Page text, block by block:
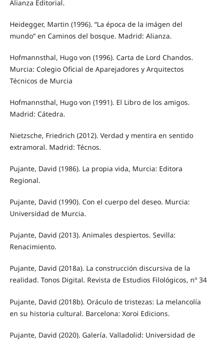
Alianza Editorial.
Heidegger, Martin (1996). “La época de la imágen del
mundo” en Caminos del bosque. Madrid: Alianza.
Hofmannsthal, Hugo von (1996). Carta de Lord Chandos.
Murcia: Colegio Oficial de Aparejadores y Arquitectos
Técnicos de Murcia
Hofmannsthal, Hugo von (1991). El Libro de los amigos.
Madrid: Cátedra.
Nietzsche, Friedrich (2012). Verdad y mentira en sentido
extramoral. Madrid: Técnos.
Pujante, David (1986). La propia vida, Murcia: Editora
Regional.
Pujante, David (1990). Con el cuerpo del deseo. Murcia:
Universidad de Murcia.
Pujante, David (2013). Animales despiertos. Sevilla:
Renacimiento.
Pujante, David (2018a). La construcción discursiva de la
realidad. Tonos Digital. Revista de Estudios Filológicos, nº 34
Pujante, David (2018b). Oráculo de tristezas: La melancolía
en su historia cultural. Barcelona: Xoroi Edicions.
Pujante, David (2020). Galería. Valladolid: Universidad de